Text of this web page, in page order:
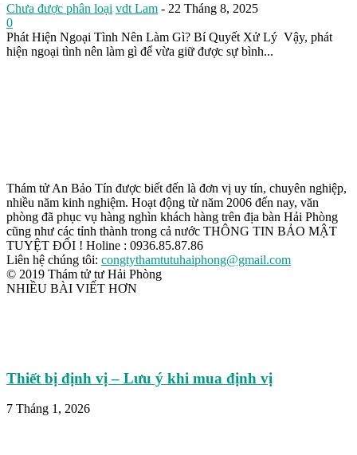
Chưa được phân loại vdt Lam - 22 Tháng 8, 2025
0
Phát Hiện Ngoại Tình Nên Làm Gì? Bí Quyết Xử Lý Vậy, phát
hiện ngoại tình nên làm gì để vừa giữ được sự bình...
Thám tử An Bảo Tín được biết đến là đơn vị uy tín, chuyên nghiệp,
nhiều năm kinh nghiệm. Hoạt động từ năm 2006 đến nay, văn
phòng đã phục vụ hàng nghìn khách hàng trên địa bàn Hải Phòng
cũng như các tỉnh thành trong cả nước THÔNG TIN BẢO MẬT
TUYỆT ĐỐI ! Holine : 0936.85.87.86
Liên hệ chúng tôi: congtythamtutuhaiphong@gmail.com
© 2019 Thám tử tư Hải Phòng
NHIỀU BÀI VIẾT HƠN
Thiết bị định vị – Lưu ý khi mua định vị
7 Tháng 1, 2026